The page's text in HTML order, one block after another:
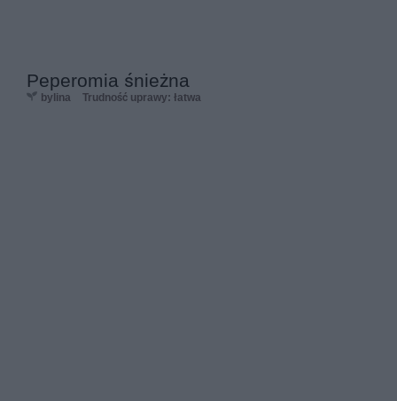
Peperomia śnieżna
bylina Trudność uprawy: łatwa